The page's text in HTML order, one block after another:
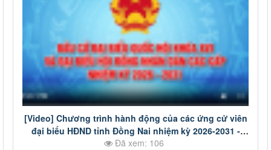
[Video] Chương trình hành động của các ứng cử viên
đại biểu HĐND tỉnh Đồng Nai nhiệm kỳ 2026-2031 -
Đơn vị bầu cử số 12
Đã xem: 106